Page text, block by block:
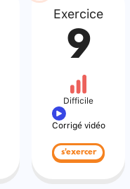
Exercice
9
Difficile
Corrigé vidéo
s'exercer